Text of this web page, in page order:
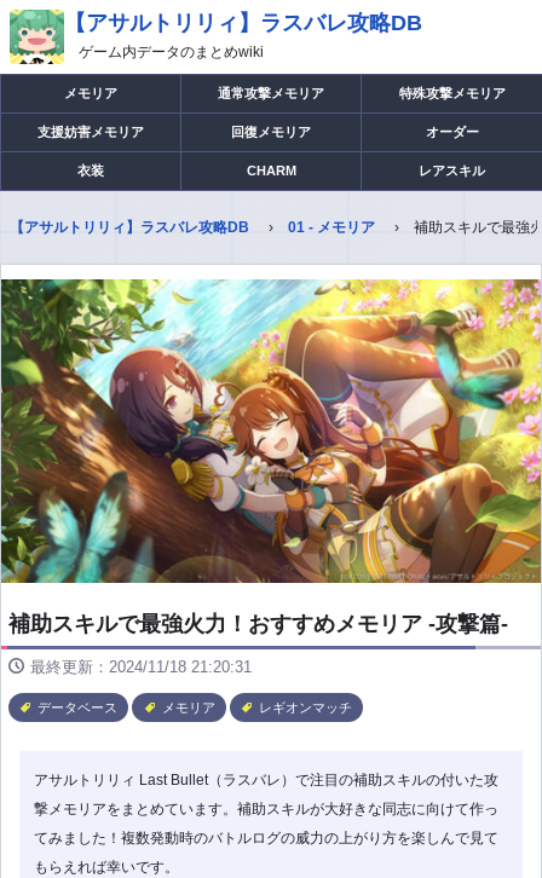
【アサルトリリィ】ラスバレ攻略DB
ゲーム内データのまとめwiki
メモリア 通常攻撃メモリア 特殊攻撃メモリア
支援妨害メモリア 回復メモリア オーダー
衣装 CHARM レアスキル
【アサルトリリィ】ラスバレ攻略DB 01 - メモリア 補助スキルで最強
補助スキルで最強火力！おすすめメモリア -攻撃篇-
最終更新：2024/11/18 21:20:31
データベース メモリア レギオンマッチ
アサルトリリィ Last Bullet（ラスバレ）で注目の補助スキルの付いた攻
撃メモリアをまとめています。補助スキルが大好きな同志に向けて作っ
てみました！複数発動時のバトルログの威力の上がり方を楽しんで見て
もらえれば幸いです。